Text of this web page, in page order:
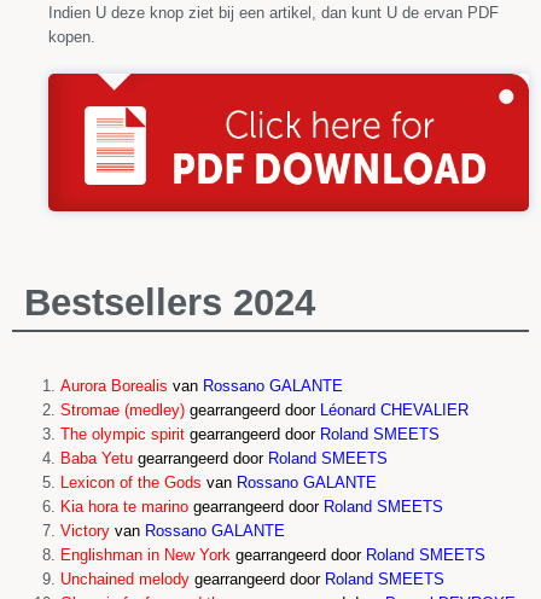
Indien U deze knop ziet bij een artikel, dan kunt U de ervan PDF
kopen.
Bestsellers 2024
Aurora Borealis van Rossano GALANTE
Stromae (medley) gearrangeerd door Léonard CHEVALIER
The olympic spirit gearrangeerd door Roland SMEETS
Baba Yetu gearrangeerd door Roland SMEETS
Lexicon of the Gods van Rossano GALANTE
Kia hora te marino gearrangeerd door Roland SMEETS
Victory van Rossano GALANT
E
Englishman in New York gearrangeerd door Roland SMEETS
Unchained melody gearrangeerd door Roland SMEETS